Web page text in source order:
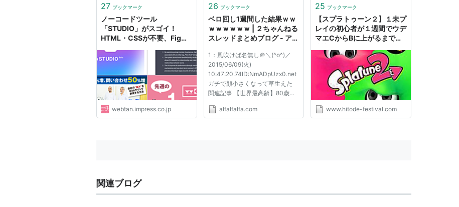
27 ブックマーク
ノーコードツール
「STUDIO」がスゴイ！
HTML・CSSが不要、Figma
完成【1週間まとめ】 - 9/30
～10/6のWeb担の記事まと
め | Web担当者Forum
webtan.impress.co.jp
26 ブックマーク
ベロ回し1週間した結果ｗｗ
ｗｗｗｗｗｗ | ２ちゃんねる
スレッドまとめブログ - アル
1：風吹けば名無し＠＼(^o^)／
2015/06/09(火)
10:47:20.74ID:NmADpUzx0.net
ガチで顔小さくなって草生えた
関連記事 【世界最高齢】80歳の
冒険家、三浦雄一郎 エベレスト
登頂ｷﾀ━ヽ( ﾟ∀ﾟ)ﾉ
alfalfalfa.com
25 ブックマーク
【スプラトゥーン２】１未プ
レイの初心者が１週間でウデ
マエCからBに上がるまでに
ヒトデ祭りだぞ！
www.hitode-festival.com
関連ブログ